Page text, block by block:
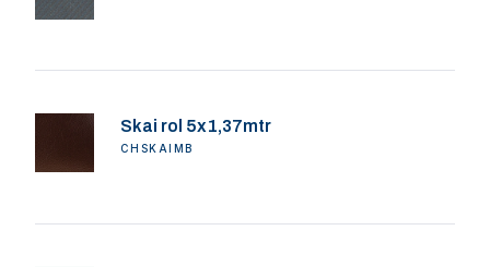
Skai rol 5x1,37mtr
CHSKAIMB